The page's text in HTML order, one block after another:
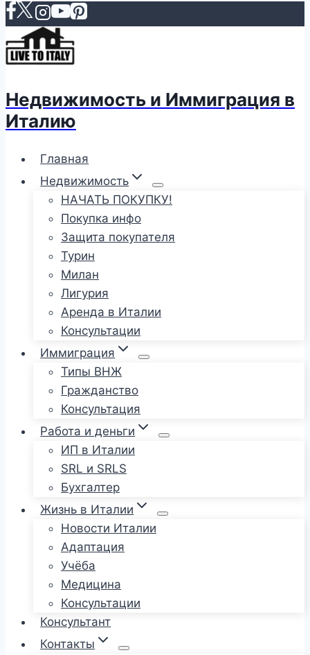
Недвижимость и Иммиграция в
Италию
Главная
Недвижимость
НАЧАТЬ ПОКУПКУ!
Покупка инфо
Защита покупателя
Турин
Милан
Лигурия
Аренда в Италии
Консультации
Иммиграция
Типы ВНЖ
Гражданство
Консультация
Работа и деньги
ИП в Италии
SRL и SRLS
Бухгалтер
Жизнь в Италии
Новости Италии
Адаптация
Учёба
Медицина
Консультации
Консультант
Контакты